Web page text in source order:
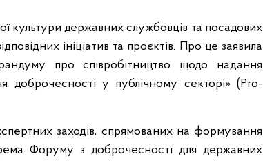
культури державних службовців та посадових
ініціатив та проєктів. Про це заявила
про співробітництво щодо надання
доброчесності у публічному секторі» (Pro-
заходів, спрямованих на формування
Форуму з доброчесності для державних